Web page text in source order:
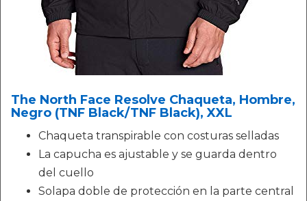
The North Face Resolve Chaqueta, Hombre,
Negro (TNF Black/TNF Black), XXL
Chaqueta transpirable con costuras selladas
La capucha es ajustable y se guarda dentro
del cuello
Solapa doble de protección en la parte central